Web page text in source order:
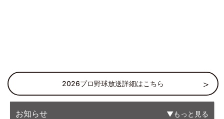
2026プロ野球放送詳細はこちら
お知らせ もっと見る